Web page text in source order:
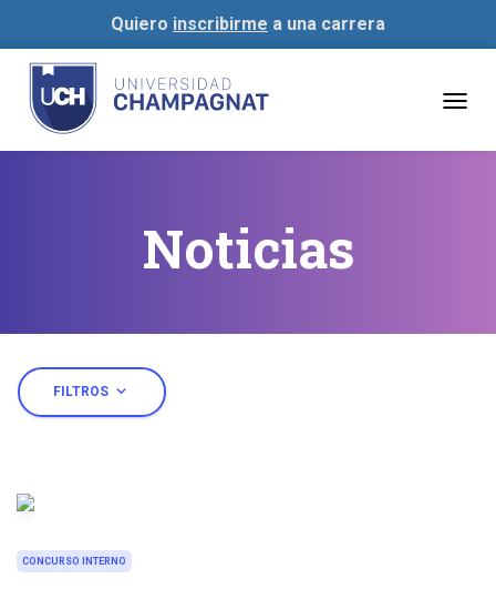
Quiero inscribirme a una carrera
Noticias
FILTROS expand_more
CONCURSO INTERNO